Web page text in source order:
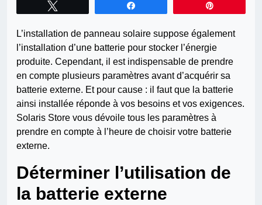
L’installation de panneau solaire suppose également
l’installation d’une batterie pour stocker l’énergie
produite. Cependant, il est indispensable de prendre
en compte plusieurs paramètres avant d’acquérir sa
batterie externe. Et pour cause : il faut que la batterie
ainsi installée réponde à vos besoins et vos exigences.
Solaris Store vous dévoile tous les paramètres à
prendre en compte à l’heure de choisir votre batterie
externe.
Déterminer l’utilisation de
la batterie externe